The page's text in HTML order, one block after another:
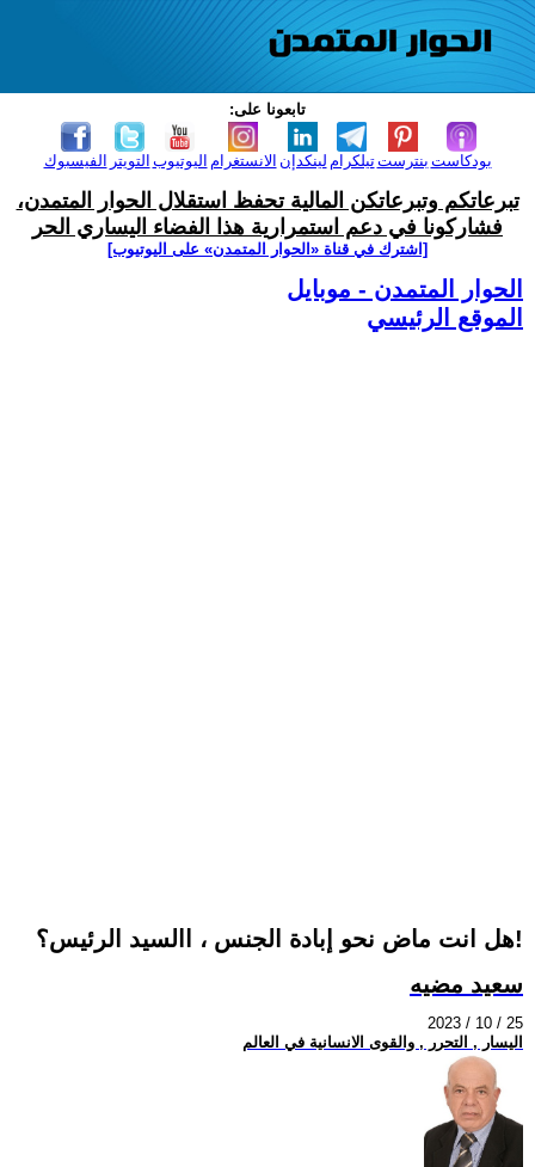
تابعونا على:
الفيسبوك التويتر اليوتيوب الانستغرام لينكدإن تيلكرامبنترست بودكاست
تبرعاتكم وتبرعاتكن المالية تحفظ استقلال الحوار المتمدن،
فشاركونا في دعم استمرارية هذا الفضاء اليساري الحر
[اشترك في قناة ‫«الحوار المتمدن» على اليوتيوب]
الحوار المتمدن - موبايل
الموقع الرئيسي
هل انت ماض نحو إبادة الجنس ، االسيد الرئيس؟!
سعيد مضيه
2023 / 10 / 25
اليسار , التحرر , والقوى الانسانية في العالم